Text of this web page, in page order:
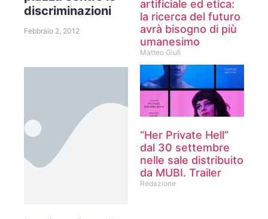
discriminazioni
Febbraio 2, 2012
artificiale ed etica:
la ricerca del futuro
avrà bisogno di più
umanesimo
Matteo Giuli
“Her Private Hell”
dal 30 settembre
nelle sale distribuito
da MUBI. Trailer
Redazione